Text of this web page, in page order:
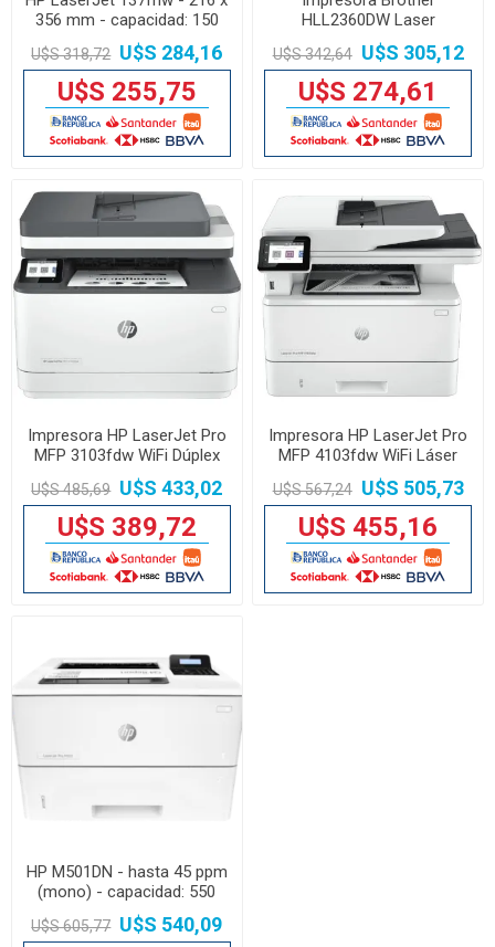
356 mm - capacidad: 150
sheets - USB / Wi-Fi
U$S 318,72 U$S 284,16
U$S 255,75
HLL2360DW Laser
Monocromo Duplex, Wifi
RJ45
U$S 342,64 U$S 305,12
U$S 274,61
Impresora HP LaserJet Pro
MFP 3103fdw WiFi Dúplex
Fax
U$S 485,69 U$S 433,02
U$S 389,72
Impresora HP LaserJet Pro
MFP 4103fdw WiFi Láser
Dúplex Fax
U$S 567,24 U$S 505,73
U$S 455,16
HP M501DN - hasta 45 ppm
(mono) - capacidad: 550
sheets - USB 2.0 / LAN -
Automatic Duplexing
U$S 605,77 U$S 540,09